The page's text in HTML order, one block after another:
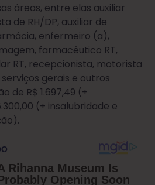
áreas, entre elas auxiliar
de RH/DP, auxiliar de
enfermeiro (a),
farmacêutico RT,
RT, recepcionista, motorista
gerais e outros
de R$ 1.697,49 (+
(+ insalubridade e